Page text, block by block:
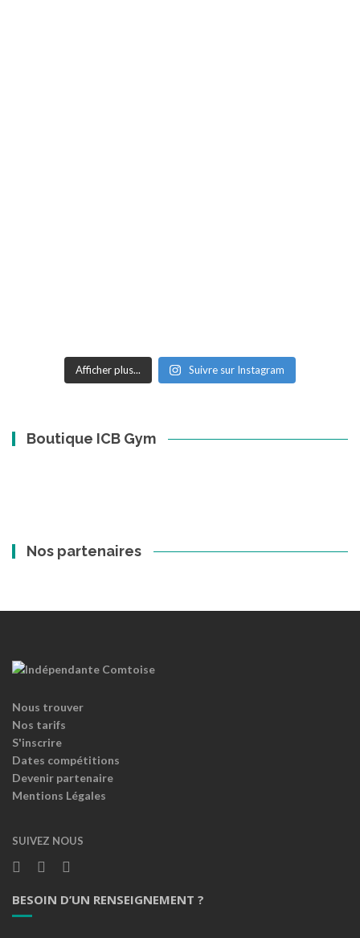
Afficher plus... Suivre sur Instagram
Boutique ICB Gym
Nos partenaires
Nous trouver
Nos tarifs
S'inscrire
Dates compétitions
Devenir partenaire
Mentions Légales
SUIVEZ NOUS
BESOIN D’UN RENSEIGNEMENT ?